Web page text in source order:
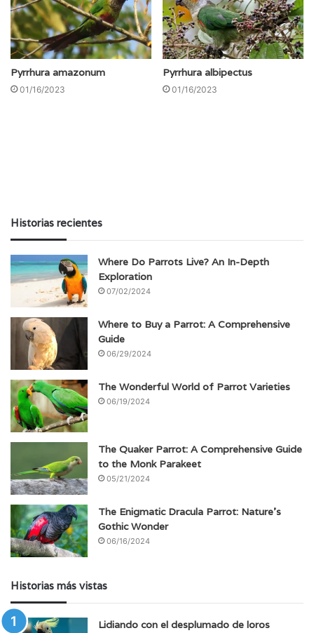
Pyrrhura amazonum
01/16/2023
Pyrrhura albipectus
01/16/2023
Historias recientes
Where Do Parrots Live? An In-Depth
Exploration
07/02/2024
Where to Buy a Parrot: A Comprehensive
Guide
06/29/2024
The Wonderful World of Parrot Varieties
06/19/2024
The Quaker Parrot: A Comprehensive Guide
to the Monk Parakeet
05/21/2024
The Enigmatic Dracula Parrot: Nature’s
Gothic Wonder
06/16/2024
Historias más vistas
Lidiando con el desplumado de loros